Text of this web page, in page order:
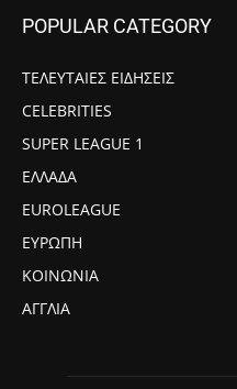
POPULAR CATEGORY
ΤΕΛΕΥΤΑΙΕΣ ΕΙΔΗΣΕΙΣ
CELEBRITIES
SUPER LEAGUE 1
ΕΛΛΑΔΑ
EUROLEAGUE
ΕΥΡΩΠΗ
ΚΟΙΝΩΝΙΑ
ΑΓΓΛΙΑ